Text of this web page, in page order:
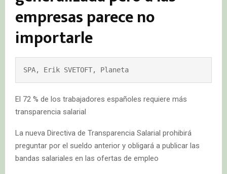
empresas parece no
importarle
SPA, Erik SVETOFT, Planeta
El 72 % de los trabajadores españoles requiere más
transparencia salarial
La nueva Directiva de Transparencia Salarial prohibirá
preguntar por el sueldo anterior y obligará a publicar las
bandas salariales en las ofertas de empleo